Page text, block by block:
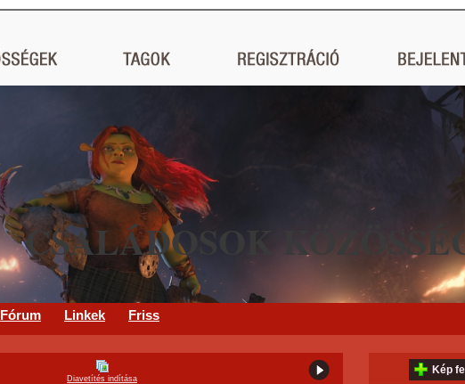
CSALÁDOSOK
Fórum Linkek Friss
Diavetítés indítása
Kép